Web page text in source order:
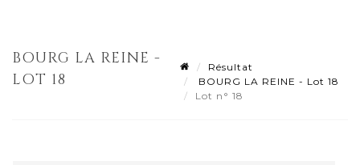
BOURG LA REINE -
LOT 18
Résultat
BOURG LA REINE - Lot 18
Lot n° 18